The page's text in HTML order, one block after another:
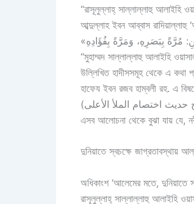
“রাসূলুল্লাহ্ সাল্লাল্লাহু আলাইহি
আব্দুল্লাহ ইবন আব্বাস রাদিয়াল্লাহু
“মুহাম্মদ সাল্লাল্লাহু আলাইহি
উল্লিখিত হাদীসসমূহ থেকে এ কথা
হাফেয ইবন রজব হাম্বলী রহ. এ
এসব আলোচনা থেকে বুঝা যায় যে,
দুনিয়াতে স্বচক্ষে জাগ্রতাবস্থায়
অধিকাংশ ‘আলেমের মতে, দুনিয়াতে
রাসূলুল্লাহ‌্ সাল্লাল্লাহু আলাইহি